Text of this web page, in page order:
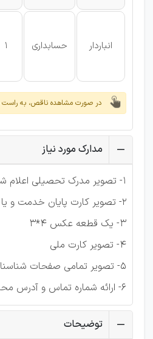
انباردار حسابداری 1
در صورت مشاهده ناقص، به
مدارک مورد نیاز
1- تصویر مدرک تحصیلی اعلام شده در جدول فوق
2- تصویر کارت پایان خدمت و یا معافیت
3- یک قطعه عکس 4*3
4- تصویر کارت ملی
5- تصویر تمامی صفحات شناسنامه
6- ارائه شماره تماس و آدرس محل سکونت
توضیحات